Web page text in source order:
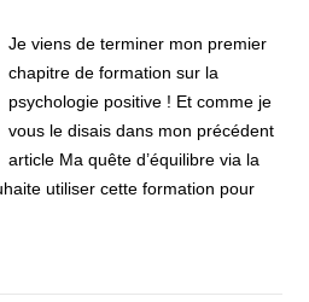
Je viens de terminer mon premier
chapitre de formation sur la
psychologie positive ! Et comme je
vous le disais dans mon précédent
article Ma quête d’équilibre via la
utiliser cette formation pour